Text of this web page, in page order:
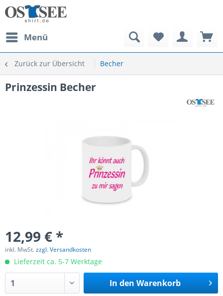
Menü
Zurück zur Übersicht Becher
Prinzessin Becher
12,99 € *
inkl. MwSt.zzgl. Versandkosten
Lieferzeit ca. 5-7 Werktage
In den Warenkorb